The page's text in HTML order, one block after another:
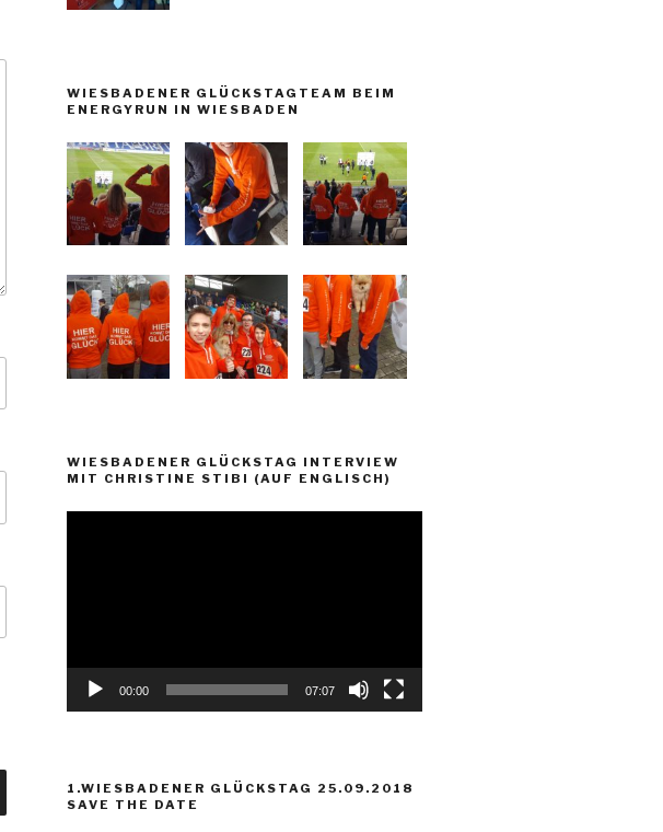
WIESBADENER GLÜCKSTAGTEAM BEIM
ENERGYRUN IN WIESBADEN
WIESBADENER GLÜCKSTAG INTERVIEW
MIT CHRISTINE STIBI (AUF ENGLISCH)
00:00 07:07
1.WIESBADENER GLÜCKSTAG 25.09.2018
SAVE THE DATE